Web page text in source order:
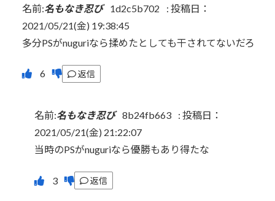
名前:名もなき忍び 1d2c5b702 : 投稿日：
2021/05/21(金) 19:38:45
多分PSがnuguriなら揉めたとしても干されてないだろ
返信
名前:名もなき忍び 8b24fb663 : 投稿日：
2021/05/21(金) 21:22:07
当時のPSがnuguriなら優勝もあり得たな
返信